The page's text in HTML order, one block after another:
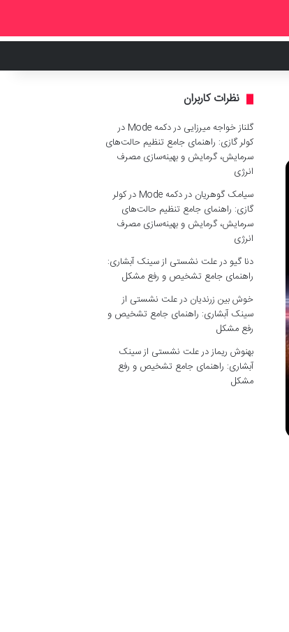
نظرات کاربران
گلناز خواجه میرزایی در
دکمه Mode در
کولر گازی: راهنمای جامع تنظیم حالت‌های
سرمایش، گرمایش و بهینه‌سازی مصرف
انرژی
سیامک گوهریان در
دکمه Mode در کولر
گازی: راهنمای جامع تنظیم حالت‌های
سرمایش، گرمایش و بهینه‌سازی مصرف
انرژی
دنا گیو درعلت نشستی از سینک آبشاری:
راهنمای جامع تشخیص و رفع مشکل
خوش بین زرندیان درعلت نشستی از
سینک آبشاری: راهنمای جامع تشخیص و
رفع مشکل
بهنوش ریمازدرعلت نشستی از سینک
آبشاری: راهنمای جامع تشخیص و رفع
مشکل